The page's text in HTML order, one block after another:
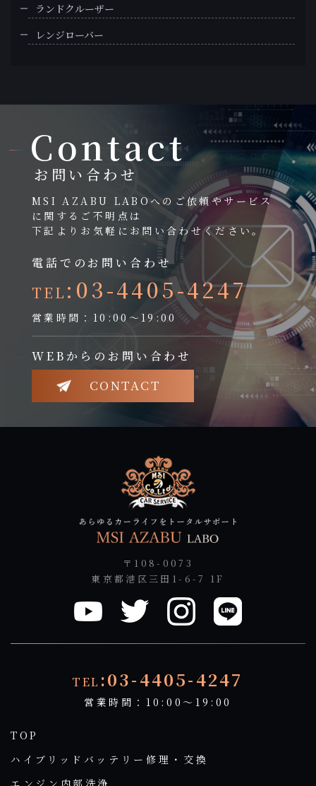
ランドクルーザー
レンジローバー
Contact
お問い合わせ
MSI AZABU LABOへのご依頼やサービス
に関するご不明点は
下記よりお気軽にお問い合わせください。
電話でのお問い合わせ
TEL :03-4405-4247
営業時間：10:00～19:00
WEBからのお問い合わせ
CONTACT
〒108-0073
東京都港区三田1-6-7 1F
TEL :03-4405-4247
営業時間：10:00～19:00
TOP
ハイブリッドバッテリー修理・交換
エンジン内部洗浄